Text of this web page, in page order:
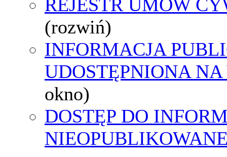
REJESTR UMÓW
(rozwiń)
INFORMACJA
UDOSTĘPNIONA
okno)
DOSTĘP DO